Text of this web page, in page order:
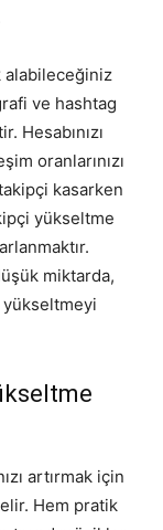
alabileceğiniz
ve hashtag
Hesabınızı
oranlarınızı
kasarken
yükseltme
miktarda,
yükseltmeyi
artırmak için
Hem pratik